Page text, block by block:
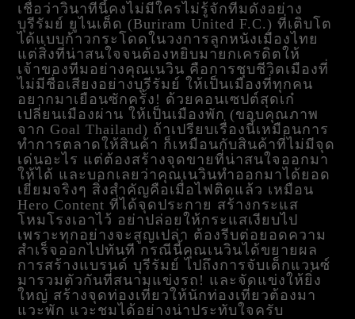
เชื่อว่าวินาทีนี้คงไม่มีใครไม่รู้จักทีมดังอย่าง
บุรีรัมย์ ยูไนเต็ด (Buriram United F.C.) ที่เติบโต
ได้แบบก้าวกระโดดในวงการลูกหนังเมืองไทย
แต่สิ่งที่น่าสนใจจนต้องหยิบมายกเครดิตให้
เจ้าของทีมอย่างคุณเนวิน คือการชุบชีวิตเมืองที่
ไม่มีชื่อเสียงอย่างบุรีรัมย์ ให้เป็นเมืองที่ทุกคน
อยากมาเยือนซักครั้ง! ด้วยคอนเซปต์สุดเก๋
เปลี่ยนเมืองผ่าน ให้เป็นเมืองพัก (ขอบคุณภาพ
จาก Goal Thailand) ถ้าเปรียบเรื่องนี้เหมือนการ
ทำการตลาดให้สินค้า ก็เหมือนกับสินค้าที่ไม่มีจุด
เด่นอะไร แต่ต้องสร้างจุดขายที่น่าสนใจออกมา
ให้ได้ และบอกเลยว่าคุณเนวินทำออกมาได้ยอด
เยี่ยมจริงๆ สิ่งสำคัญคือเมื่อไฟติดแล้ว เหมือน
Hero Content ที่ได้จุดประกาย สร้างกระแส
โหมโรงเอาไว้ อย่าปล่อยให้กระแสเงียบไป
เพราะทุกอย่างจะสูญเปล่า ต้องรีบต่อยอดความ
สำเร็จออกไปทันที กรณีนี้คุณเนวินได้ขยายผล
การสร้างแบรนด์ บุรีรัมย์ ไปถึงการจับเด็กแวนซ์
มารวมตัวกันที่สนามแข่งรถ! และจัดแข่งให้ยิ่ง
ใหญ่ สร้างจุดท่องเที่ยวให้นักท่องเที่ยวต้องมา
แวะพัก แวะชมได้อย่างน่าประทับใจครับ